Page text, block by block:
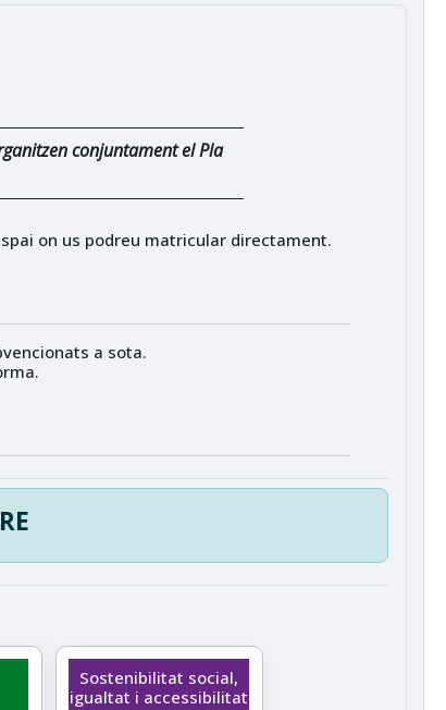
conjuntament el Pla
on us podreu matricular directament.
a sota.
Sostenibilitat social,
igualtat i accessibilitat